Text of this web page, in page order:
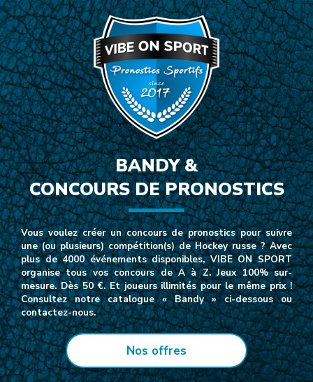
BANDY &
CONCOURS DE PRONOSTICS
Vous voulez créer un concours de pronostics pour suivre
une (ou plusieurs) compétition(s) de Hockey russe ? Avec
plus de 4000 événements disponibles, VIBE ON SPORT
organise tous vos concours de A à Z. Jeux 100% sur-
mesure. Dès 50 €. Et joueurs illimités pour le même prix !
Consultez notre catalogue « Bandy » ci-dessous ou
contactez-nous.
Nos offres